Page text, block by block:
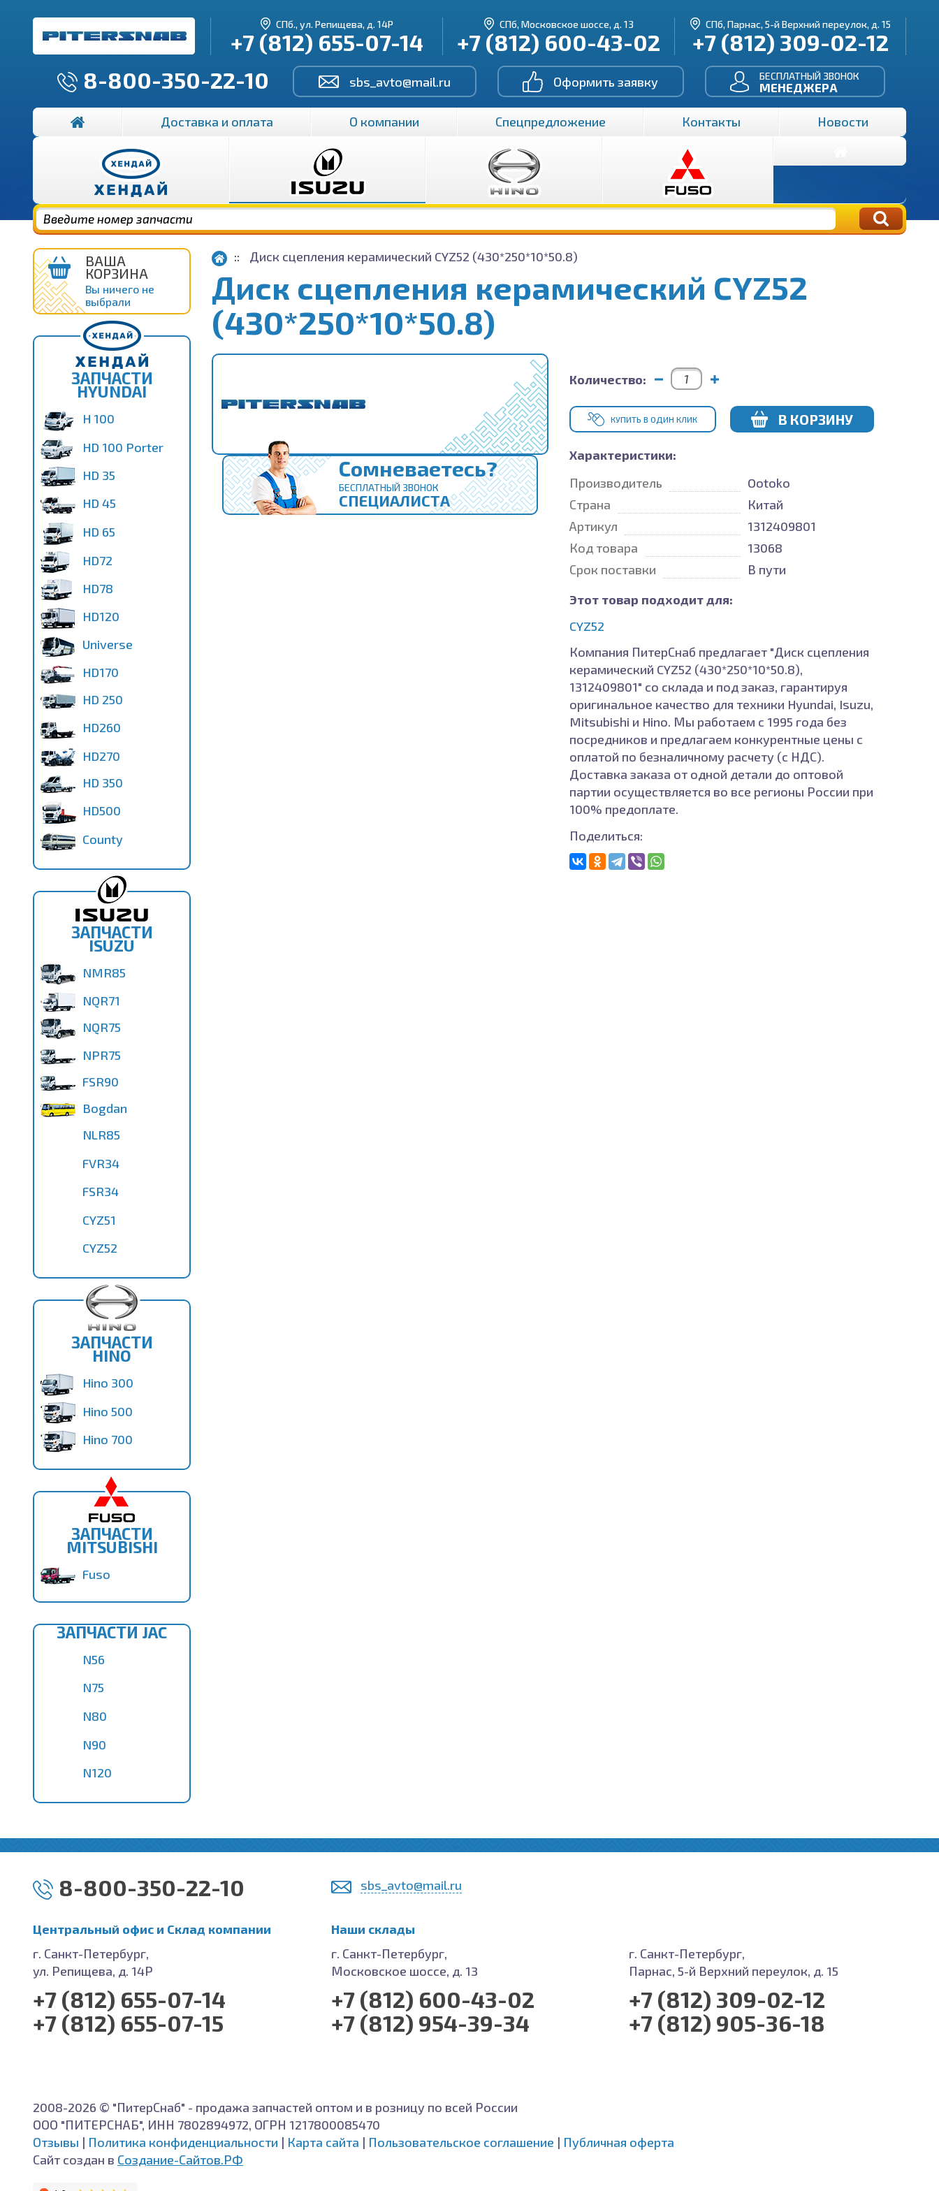
СПб., ул. Репищева, д. 14Р
+7 (812) 655-07-14
СПб, Московское шоссе, д. 13
+7 (812) 600-43-02
СПб, Парнас, 5-й Верхний переулок, д. 15
+7 (812) 309-02-12
8-800-350-22-10
sbs_avto@mail.ru Оформить заявку БЕСПЛАТНЫЙ ЗВОНОК
МЕНЕДЖЕРА
Доставка и оплата О компании Спецпредложение Контакты Новости
ВАША
КОРЗИНА
Вы ничего не
выбрали
ЗАПЧАСТИ
HYUNDAI
H 100
HD 100 Porter
HD 35
HD 45
HD 65
HD72
HD78
HD120
Universe
HD170
HD 250
HD260
HD270
HD 350
HD500
County
ЗАПЧАСТИ
ISUZU
NMR85
NQR71
NQR75
NPR75
FSR90
Bogdan
NLR85
FVR34
FSR34
CYZ51
CYZ52
ЗАПЧАСТИ
HINO
Hino 300
Hino 500
Hino 700
ЗАПЧАСТИ
MITSUBISHI
Fuso
ЗАПЧАСТИ JAC
N56
N75
N80
N90
N120
Диск сцепления керамический CYZ52 (430*250*10*50.8)
Диск сцепления керамический CYZ52
(430*250*10*50.8)
Сомневаетесь?
БЕСПЛАТНЫЙ ЗВОНОК
СПЕЦИАЛИСТА
Количество:
КУПИТЬ В ОДИН КЛИК В КОРЗИНУ
Характеристики:
Производитель
Ootoko
Страна
Китай
Артикул
1312409801
Код товара
13068
Срок поставки
В пути
Этот товар подходит для:
CYZ52
Компания ПитерСнаб предлагает "Диск сцепления
керамический CYZ52 (430*250*10*50.8),
1312409801" со склада и под заказ, гарантируя
оригинальное качество для техники Hyundai, Isuzu,
Mitsubishi и Hino. Мы работаем с 1995 года без
посредников и предлагаем конкурентные цены с
оплатой по безналичному расчету (с НДС).
Доставка заказа от одной детали до оптовой
партии осуществляется во все регионы России при
100% предоплате.
Поделиться:
8-800-350-22-10 sbs_avto@mail.ru
Центральный офис и Cклад компании
г. Санкт-Петербург,
ул. Репищева, д. 14Р
+7 (812) 655-07-14
+7 (812) 655-07-15
Наши склады
г. Санкт-Петербург,
Московское шоссе, д. 13
+7 (812) 600-43-02
+7 (812) 954-39-34
г. Санкт-Петербург,
Парнас, 5-й Верхний переулок, д. 15
+7 (812) 309-02-12
+7 (812) 905-36-18
2008-2026 © "ПитерСнаб" - продажа запчастей оптом и в розницу по всей России
ООО "ПИТЕРСНАБ", ИНН 7802894972, ОГРН 1217800085470
Отзывы | Политика конфиденциальности | Карта сайта | Пользовательское соглашение | Публичная оферта
Сайт создан в Создание-Сайтов.РФ